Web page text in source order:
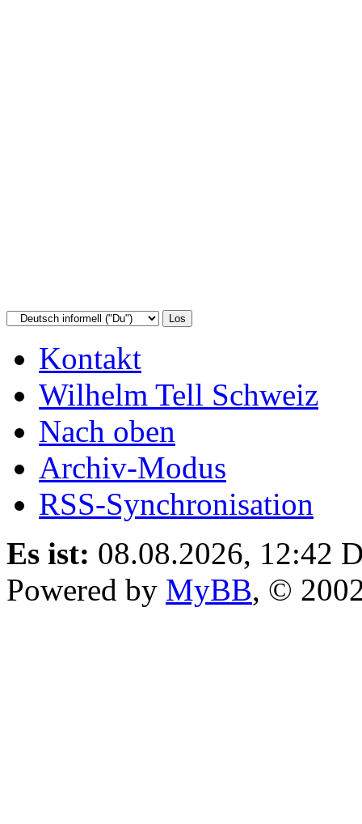
Kontakt
Wilhelm Tell Schweiz
Nach oben
Archiv-Modus
RSS-Synchronisation
Es ist: 08.08.2026, 12:42
Powered by MyBB, ©